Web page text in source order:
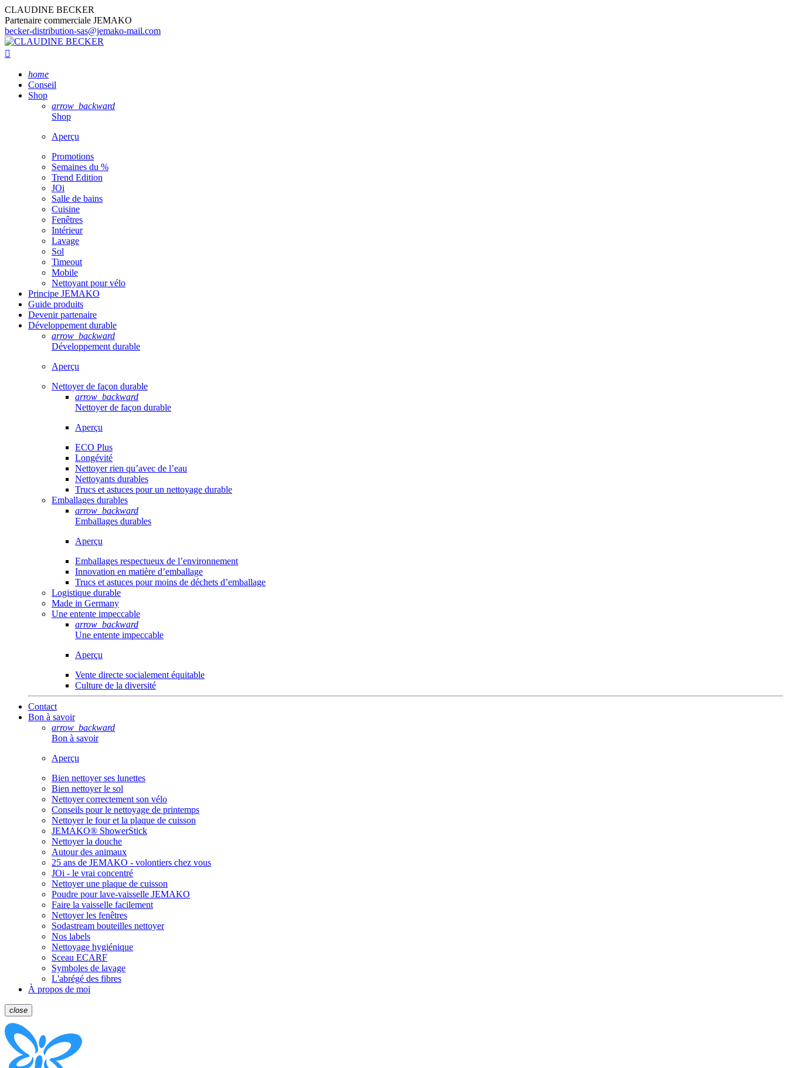
CLAUDINE BECKER
Partenaire commerciale JEMAKO
becker-distribution-sas@jemako-mail.com

home
Conseil
Shop
arrow_backward
Shop
Aperçu
Promotions
Semaines du %
Trend Edition
JOi
Salle de bains
Cuisine
Fenêtres
Intérieur
Lavage
Sol
Timeout
Mobile
Nettoyant pour vélo
Principe JEMAKO
Guide produits
Devenir partenaire
Développement durable
arrow_backward
Développement durable
Aperçu
Nettoyer de façon durable
arrow_backward
Nettoyer de façon durable
Aperçu
ECO Plus
Longévité
Nettoyer rien qu’avec de l’eau
Nettoyants durables
Trucs et astuces pour un nettoyage durable
Emballages durables
arrow_backward
Emballages durables
Aperçu
Emballages respectueux de l’environnement
Innovation en matière d’emballage
Trucs et astuces pour moins de déchets d’emballage
Logistique durable
Made in Germany
Une entente impeccable
arrow_backward
Une entente impeccable
Aperçu
Vente directe socialement équitable
Culture de la diversité
Contact
Bon à savoir
arrow_backward
Bon à savoir
Aperçu
Bien nettoyer ses lunettes
Bien nettoyer le sol
Nettoyer correctement son vélo
Conseils pour le nettoyage de printemps
Nettoyer le four et la plaque de cuisson
JEMAKO® ShowerStick
Nettoyer la douche
Autour des animaux
25 ans de JEMAKO - volontiers chez vous
JOi - le vrai concentré
Nettoyer une plaque de cuisson
Poudre pour lave-vaisselle JEMAKO
Faire la vaisselle facilement
Nettoyer les fenêtres
Sodastream bouteilles nettoyer
Nos labels
Nettoyage hygiénique
Sceau ECARF
Symboles de lavage
L'abrégé des fibres
À propos de moi
close